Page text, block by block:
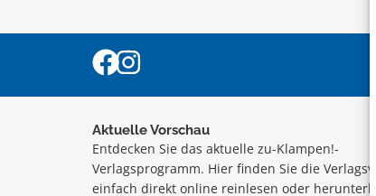
Aktuelle Vorschau
Entdecken Sie das aktuelle zu-Klampen!-
Verlagsprogramm. Hier finden Sie die
einfach direkt online reinlesen oder